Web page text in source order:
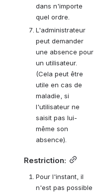
dans n'importe
quel ordre.
L'administrateur
peut demander
une absence pour
un utilisateur.
(Cela peut être
utile en cas de
maladie, si
l'utilisateur ne
saisit pas lui-
même son
absence).
Restriction:
Pour l'instant, il
n'est pas possible